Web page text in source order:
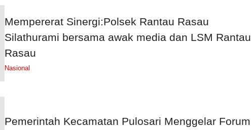
Mempererat Sinergi:Polsek Rantau Rasau
Silathurami bersama awak media dan LSM Rantau
Rasau
Nasional
Pemerintah Kecamatan Pulosari Menggelar Forum